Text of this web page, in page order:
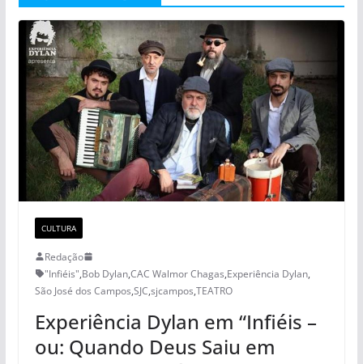
CULTURA
Redação
"Infiéis",Bob Dylan,CAC Walmor Chagas,Experiência Dylan,
São José dos Campos,SJC,sjcampos,TEATRO
Experiência Dylan em “Infiéis –
ou: Quando Deus Saiu em